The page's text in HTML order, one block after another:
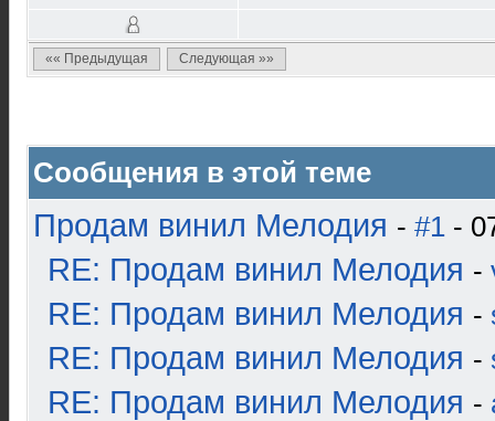
«« Предыдущая Следующая »»
Сообщения в этой теме
Продам винил Мелодия - #1 -
RE: Продам винил Мелодия -
RE: Продам винил Мелодия -
RE: Продам винил Мелодия -
RE: Продам винил Мелодия -